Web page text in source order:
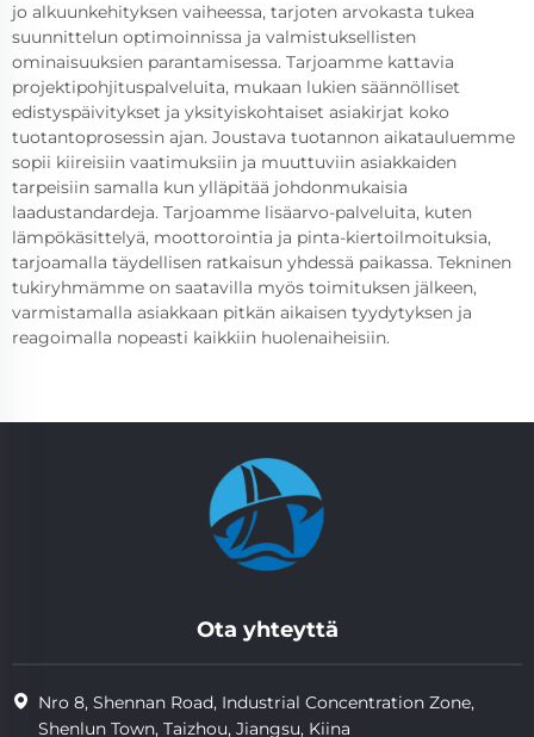
jo alkuunkehityksen vaiheessa, tarjoten arvokasta tukea
suunnittelun optimoinnissa ja valmistuksellisten
ominaisuuksien parantamisessa. Tarjoamme kattavia
projektipohjituspalveluita, mukaan lukien säännölliset
edistyspäivitykset ja yksityiskohtaiset asiakirjat koko
tuotantoprosessin ajan. Joustava tuotannon aikatauluemme
sopii kiireisiin vaatimuksiin ja muuttuviin asiakkaiden
tarpeisiin samalla kun ylläpitää johdonmukaisia
laadustandardeja. Tarjoamme lisäarvo-palveluita, kuten
lämpökäsittelyä, moottorointia ja pinta-kiertoilmoituksia,
tarjoamalla täydellisen ratkaisun yhdessä paikassa. Tekninen
tukiryhmämme on saatavilla myös toimituksen jälkeen,
varmistamalla asiakkaan pitkän aikaisen tyydytyksen ja
reagoimalla nopeasti kaikkiin huolenaiheisiin.
Ota yhteyttä
Nro 8, Shennan Road, Industrial Concentration Zone,
Shenlun Town, Taizhou, Jiangsu, Kiina